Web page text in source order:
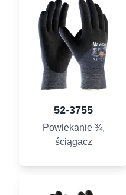
52-3755
Powlekanie ¾,
ściągacz